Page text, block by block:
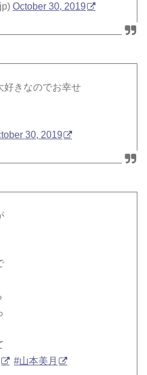
October 30, 2019
好きなのでお幸せ
30, 2019
#山本美月